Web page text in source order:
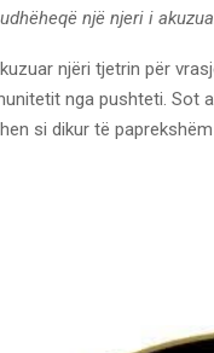
një njeri i
njëri tjetrin për
nga pushteti. Sot
si dikur të paprekshëm